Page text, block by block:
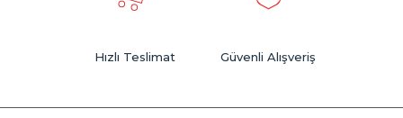
Hızlı Teslimat Güvenli Alışveriş